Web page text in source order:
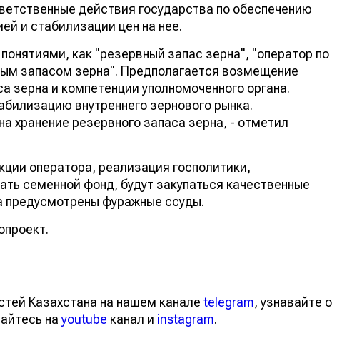
действия государства по обеспечению
и стабилизации цен на нее.
как "резервный запас зерна", "оператор по
запасом зерна". Предполагается возмещение
зерна и компетенции уполномоченного органа.
внутреннего зернового рынка.
хранение резервного запаса зерна, - отметил
оператора, реализация госполитики,
семенной фонд, будут закупаться качественные
фуражные ссуды.
Казахстана на нашем канале telegram, узнавайте о
наyoutube канал и instagram.